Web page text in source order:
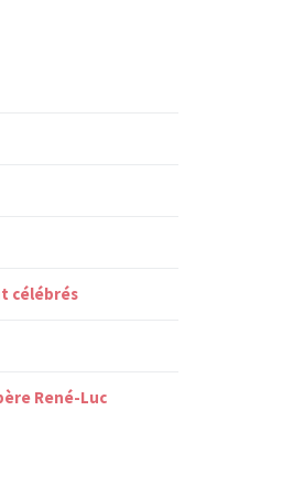
célébrés
René-Luc